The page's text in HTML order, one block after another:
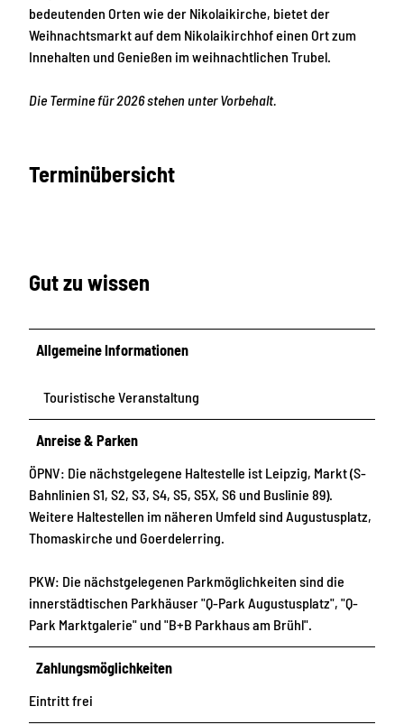
bedeutenden Orten wie der Nikolaikirche, bietet der
Weihnachtsmarkt auf dem Nikolaikirchhof einen Ort zum
Innehalten und Genießen im weihnachtlichen Trubel.
Die Termine für 2026 stehen unter Vorbehalt.
Terminübersicht
Gut zu wissen
Allgemeine Informationen
Touristische Veranstaltung
Anreise & Parken
ÖPNV: Die nächstgelegene Haltestelle ist Leipzig, Markt (S-
Bahnlinien S1, S2, S3, S4, S5, S5X, S6 und Buslinie 89).
Weitere Haltestellen im näheren Umfeld sind Augustusplatz,
Thomaskirche und Goerdelerring.
PKW: Die nächstgelegenen Parkmöglichkeiten sind die
innerstädtischen Parkhäuser "Q-Park Augustusplatz", "Q-
Park Marktgalerie" und "B+B Parkhaus am Brühl".
Zahlungsmöglichkeiten
Eintritt frei